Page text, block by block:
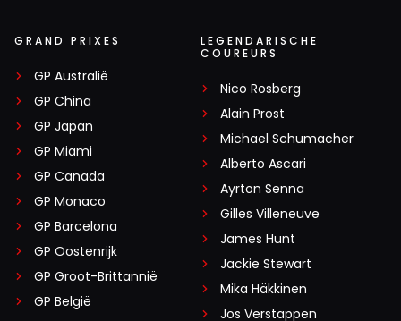
GRAND PRIXES
GP Australië
GP China
GP Japan
GP Miami
GP Canada
GP Monaco
GP Barcelona
GP Oostenrijk
GP Groot-Brittannië
GP België
LEGENDARISCHE
COUREURS
Nico Rosberg
Alain Prost
Michael Schumacher
Alberto Ascari
Ayrton Senna
Gilles Villeneuve
James Hunt
Jackie Stewart
Mika Häkkinen
Jos Verstappen